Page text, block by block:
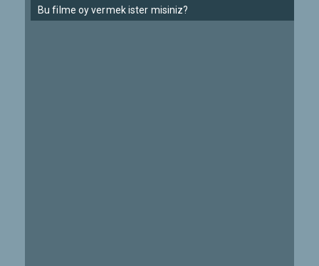
Bu filme oy vermek ister misiniz?